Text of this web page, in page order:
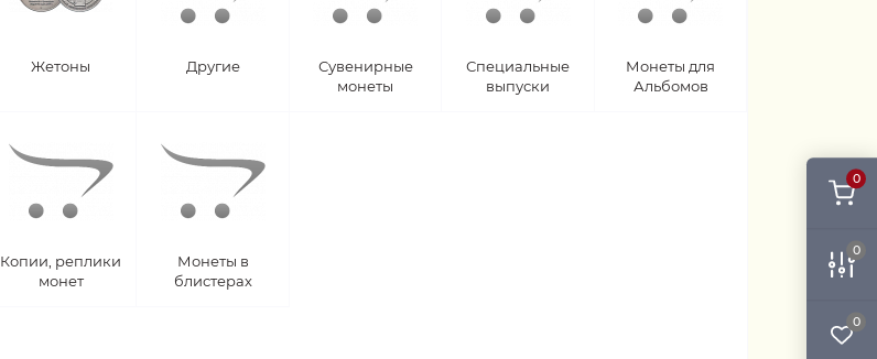
0
0
0
Жетоны Другие
Сувенирные
монеты
Специальные
выпуски
Монеты для
Альбомов
Копии, реплики
монет
Монеты в
блистерах